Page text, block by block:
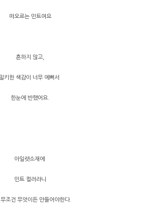
떠오르는 민트여요
흔하지 않고,
밀키한 색감이 너무 예뻐서
한눈에 반했어요.
아일렛소재에
민트 컬러라니
조건 무엇이든 만들어야한다.